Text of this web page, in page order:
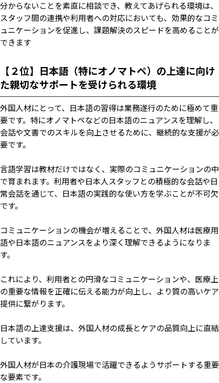
分からないことを素直に相談でき、教えてあげられる環境は、
スタッフ間の連携や利用者への対応においても、効果的なコミ
ュニケーションを促進し、課題解決のスピードを高めることが
できます
【２位】日本語（特にオノマトペ）の上達に向け
た親切なサポートを受けられる環境
外国人材にとって、日本語の習得は業務遂行のために極めて重
要です。特にオノマトペなどの日本語のニュアンスを理解し、
会話や文書でのスキルを向上させるために、継続的な支援が必
要です。
言語学習は教材だけではなく、実際のコミュニケーションの中
で育まれます。利用者や日本人スタッフとの積極的な会話や日
常会話を通じて、日本語の実践的な使い方を学ぶことが不可欠
です。
コミュニケーションの機会が増えることで、外国人材は医療用
語や日本語のニュアンスをより深く理解できるようになりま
す。
これにより、利用者との円滑なコミュニケーションや、医療上
の重要な情報を正確に伝える能力が向上し、より質の高いケア
提供に繋がります。
日本語の上達支援は、外国人材の成長とケアの品質向上に直結
しています。
外国人材が日本の介護現場で活躍できるようサポートする重要
な要素です。